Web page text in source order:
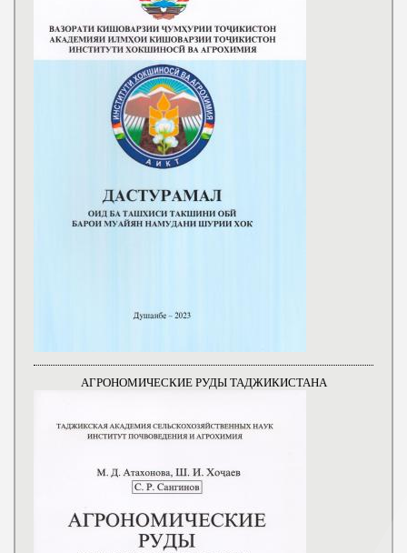
АГРОНОМИЧЕСКИЕ РУДЫ ТАДЖИКИСТАНА